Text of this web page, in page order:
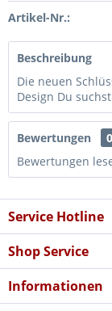
Artikel-Nr.:
Beschreibung
Die neuen
Design Du
Bewertungen
0
Bewertungen
Service Hotline
Shop Service
Informationen